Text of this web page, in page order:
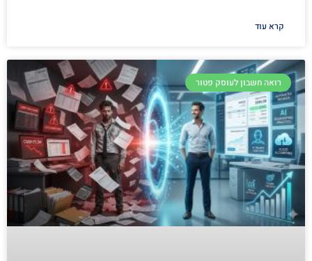
קרא עוד
רואה חשבון לעוסק פטור